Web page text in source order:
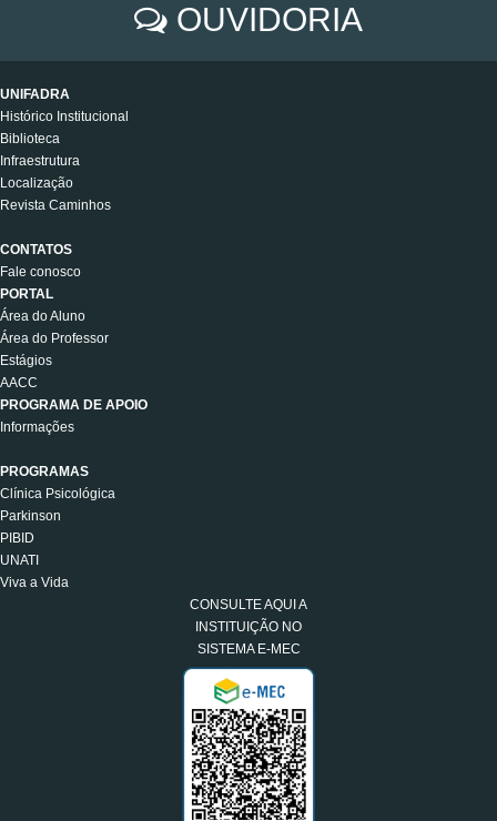
OUVIDORIA
UNIFADRA
Histórico Institucional
Biblioteca
Infraestrutura
Localização
Revista Caminhos
CONTATOS
Fale conosco
PORTAL
Área do Aluno
Área do Professor
Estágios
AACC
PROGRAMA DE APOIO
Informações
PROGRAMAS
Clínica Psicológica
Parkinson
PIBID
UNATI
Viva a Vida
CONSULTE AQUI A
INSTITUIÇÃO NO
SISTEMA E-MEC